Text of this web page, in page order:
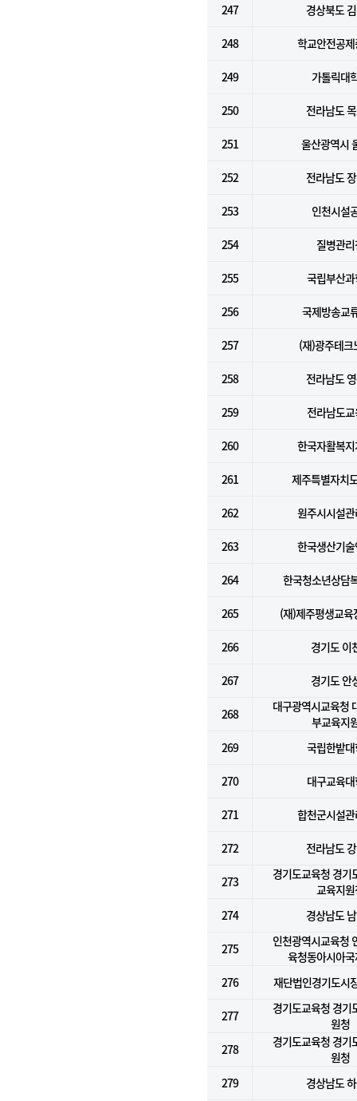
247 경상북도
248 학교안전공
249 가톨릭대
250 전라남도
251 울산광역시
252 전라남도
253 인천시설
254 질병관
255 국립부산
256 국제방송교
257 (재)광주테크
258 전라남도
259 전라남도
260 한국자활복
261 제주특별자치
262 원주시시설
263 한국생산기
264 한국청소년상담
265 (재)제주평생교육
266 경기도 이
267 경기도 안
268
대구광역시교육청
부교육지
269
국립한밭
270 대구교육
271 합천군시설
272 전라남도
273
경기도교육청 경기
교육지
274
경상남도
275
인천광역시교육청
육청동아시아
276
재단법인경기도시
277
경기도교육청 경기
원청
278
경기도교육청 경기
원청
279
경상남도